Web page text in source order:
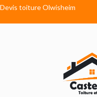
Devis toiture Olwisheim